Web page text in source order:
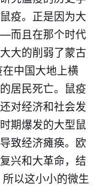
疫。正是因为大
而且在那个时代
大的削弱了蒙古
中国大地上横
居民死亡。鼠疫
对经济和社会发
期爆发的大型鼠
致经济瘫痪。欧
兴和大革命，结
以这小小的微生